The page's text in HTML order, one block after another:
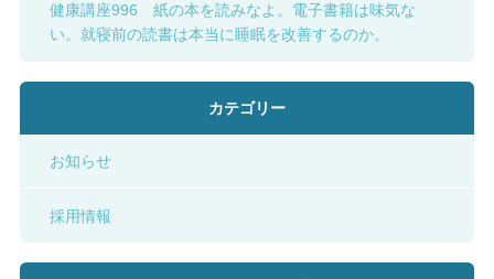
健康講座996 紙の本を読みなよ。電子書籍は味気な
い。就寝前の読書は本当に睡眠を改善するのか。
カテゴリー
お知らせ
採用情報